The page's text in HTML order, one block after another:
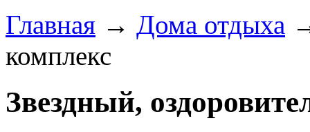
Главная → Дома отдыха
комплекс
Звездный,